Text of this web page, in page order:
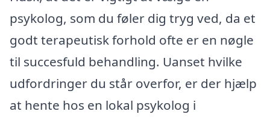
psykolog, som du føler dig tryg ved, da et
godt terapeutisk forhold ofte er en nøgle
til succesfuld behandling. Uanset hvilke
udfordringer du står overfor, er der hjælp
at hente hos en lokal psykolog i